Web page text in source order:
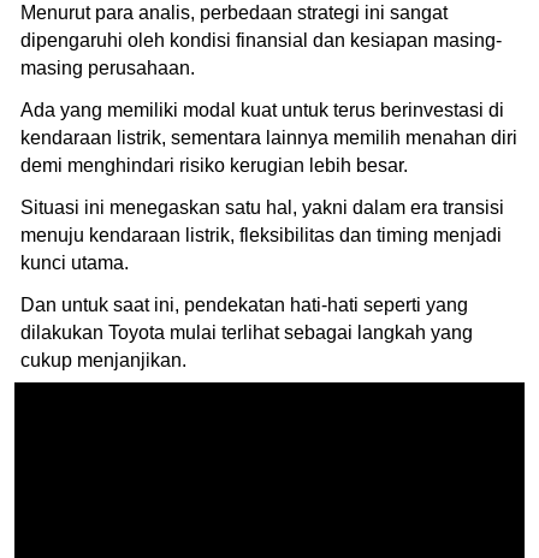
Menurut para analis, perbedaan strategi ini sangat
dipengaruhi oleh kondisi finansial dan kesiapan masing-
masing perusahaan.
Ada yang memiliki modal kuat untuk terus berinvestasi di
kendaraan listrik, sementara lainnya memilih menahan diri
demi menghindari risiko kerugian lebih besar.
Situasi ini menegaskan satu hal, yakni dalam era transisi
menuju kendaraan listrik, fleksibilitas dan timing menjadi
kunci utama.
Dan untuk saat ini, pendekatan hati-hati seperti yang
dilakukan Toyota mulai terlihat sebagai langkah yang
cukup menjanjikan.